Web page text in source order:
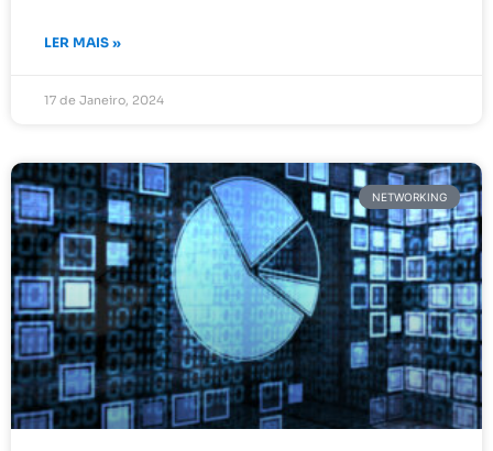
LER MAIS »
17 de Janeiro, 2024
NETWORKING